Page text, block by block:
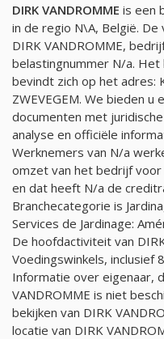
DIRK VANDROMME is een
in de regio N\A, België.
DIRK VANDROMME,
belastingnummer N/a. Het
bevindt zich op het adres:
ZWEVEGEM. We bieden
documenten met
analyse en officiële
Werknemers van N/a
omzet van het bedrijf
en dat heeft N/a de
Branchecategorie is
Services de Jardinage:
De hoofdactiviteit van
Voedingswinkels, inclusief
Informatie over eigenaar,
VANDROMME is niet
bekijken van DIRK
locatie van DIRK